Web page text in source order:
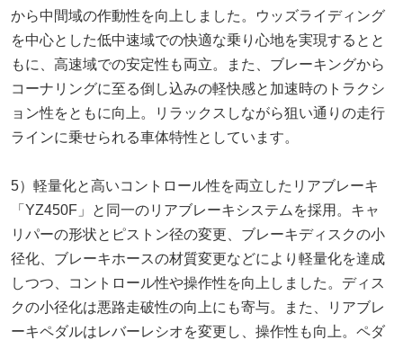
から中間域の作動性を向上しました。ウッズライディング
を中心とした低中速域での快適な乗り心地を実現するとと
もに、高速域での安定性も両立。また、ブレーキングから
コーナリングに至る倒し込みの軽快感と加速時のトラクシ
ョン性をともに向上。リラックスしながら狙い通りの走行
ラインに乗せられる車体特性としています。
5）軽量化と高いコントロール性を両立したリアブレーキ
「YZ450F」と同一のリアブレーキシステムを採用。キャ
リパーの形状とピストン径の変更、ブレーキディスクの小
径化、ブレーキホースの材質変更などにより軽量化を達成
しつつ、コントロール性や操作性を向上しました。ディス
クの小径化は悪路走破性の向上にも寄与。また、リアブレ
ーキペダルはレバーレシオを変更し、操作性も向上。ペダ